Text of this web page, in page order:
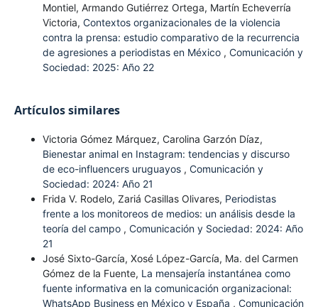
Montiel, Armando Gutiérrez Ortega, Martín Echeverría
Victoria, Contextos organizacionales de la violencia
contra la prensa: estudio comparativo de la recurrencia
de agresiones a periodistas en México , Comunicación y
Sociedad: 2025: Año 22
Artículos similares
Victoria Gómez Márquez, Carolina Garzón Díaz,
Bienestar animal en Instagram: tendencias y discurso
de eco-influencers uruguayos , Comunicación y
Sociedad: 2024: Año 21
Frida V. Rodelo, Zariá Casillas Olivares, Periodistas
frente a los monitoreos de medios: un análisis desde la
teoría del campo , Comunicación y Sociedad: 2024: Año
21
José Sixto-García, Xosé López-García, Ma. del Carmen
Gómez de la Fuente, La mensajería instantánea como
fuente informativa en la comunicación organizacional:
WhatsApp Business en México y España , Comunicación